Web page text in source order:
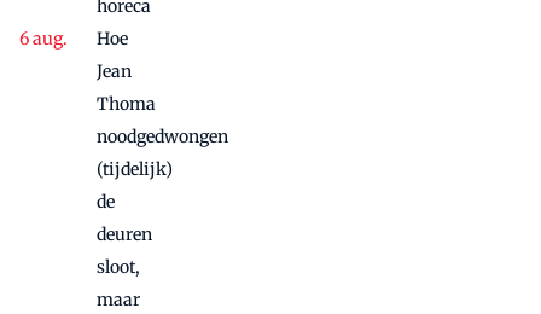
horeca
Hoe
Jean
Thoma
noodgedwongen
(tijdelijk)
de
deuren
sloot,
maar